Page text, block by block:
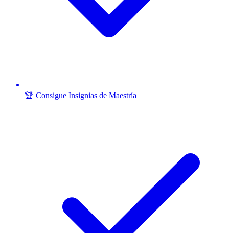
🏆 Consigue Insignias de Maestría